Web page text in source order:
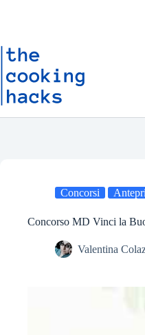
t
o
n
Concorsi
Concorso MD Vinci la
Valentina